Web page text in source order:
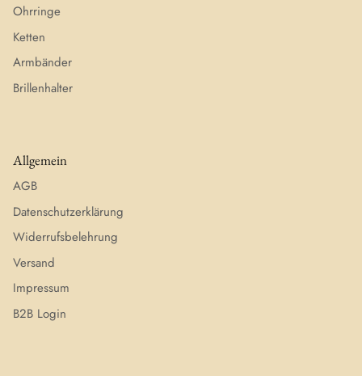
Ohrringe
Ketten
Armbänder
Brillenhalter
Allgemein
AGB
Datenschutzerklärung
Widerrufsbelehrung
Versand
Impressum
B2B Login